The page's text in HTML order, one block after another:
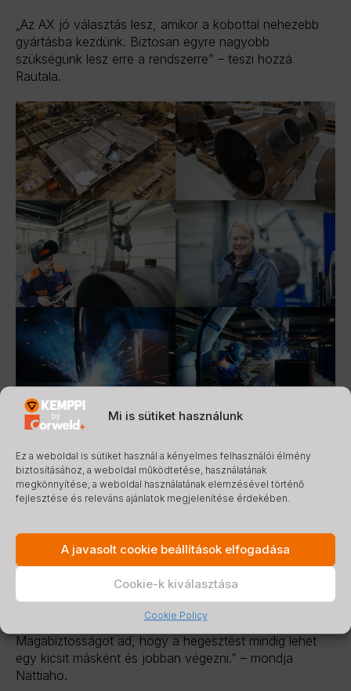
Mi is sütiket használunk
Ez a weboldal is sütiket használ a kényelmes felhasználói élmény
biztosításához, a weboldal működtetése, használatának
megkönnyítése, a weboldal használatának elemzésével történő
fejlesztése és releváns ajánlatok megjelenítése érdekében.
A javasolt cookie beállítások elfogadása
Cookie-k kiválasztása
Cookie Policy
„Az AX jó választás lesz, amikor a kobottal nehezebb
gyártásba kezdünk. Biztosan egyre nagyobb
szükségünk lesz erre a rendszerre” – teszi hozzá
Rautala.
folyamatos fejlesztéséért
A Mesekon szoros együttműködésben dolgozik a
kapott arra, hogy olyan új berendezéseket teszteljen,
amelyek még fejlesztés alatt állnak a Kemppinél – ez
pedig ösztönzőleg hat a hegesztőkre is.
„Egy nemzetközi partneren keresztül olyan ötleteket
kapunk, amelyeket a gyakorlatban is kipróbálhatunk.
Magabiztosságot ad, hogy a hegesztést mindig lehet
egy kicsit másként és jobban végezni.” – mondja
Nättiaho.